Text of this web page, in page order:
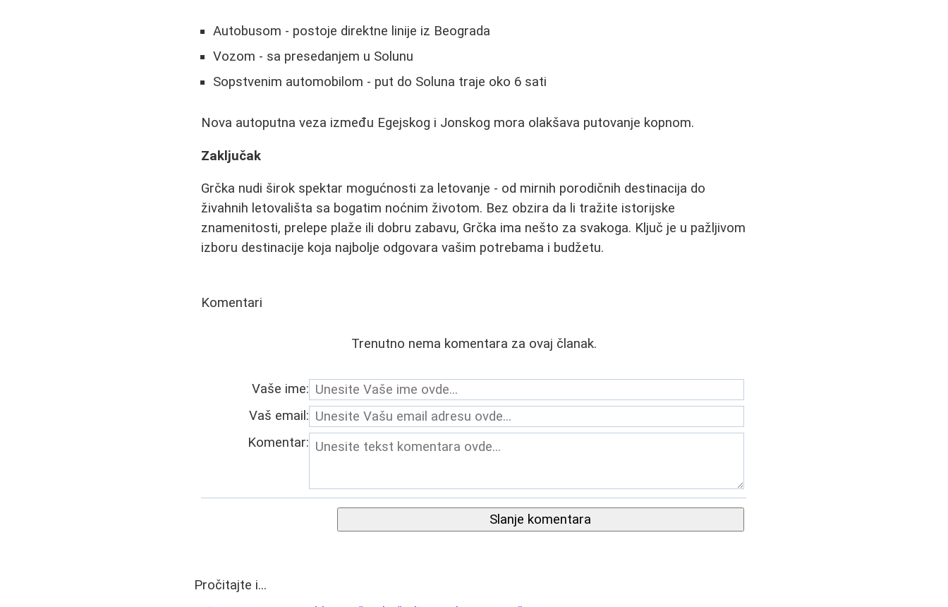
Autobusom - postoje direktne linije iz Beograda
Vozom - sa presedanjem u Solunu
Sopstvenim automobilom - put do Soluna traje oko 6 sati
Nova autoputna veza između Egejskog i Jonskog mora olakšava putovanje kopnom.
Zaključak
Grčka nudi širok spektar mogućnosti za letovanje - od mirnih porodičnih destinacija do
živahnih letovališta sa bogatim noćnim životom. Bez obzira da li tražite istorijske
znamenitosti, prelepe plaže ili dobru zabavu, Grčka ima nešto za svakoga. Ključ je u pažljivom
izboru destinacije koja najbolje odgovara vašim potrebama i budžetu.
Komentari
Trenutno nema komentara za ovaj članak.
Vaše ime:
Vaš email:
Komentar:
Slanje komentara
Pročitajte i...